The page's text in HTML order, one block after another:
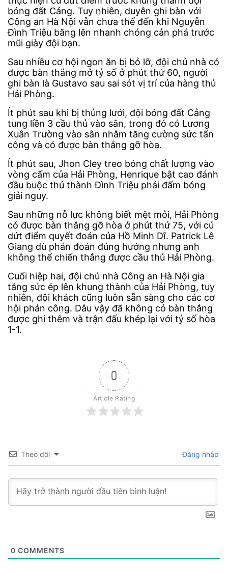
bóng đất Cảng. Tuy nhiên, duyên ghi bàn với
Công an Hà Nội vẫn chưa thể đến khi Nguyễn
Đình Triệu băng lên nhanh chóng cản phá trước
mũi giày đội bạn.
Sau nhiều cơ hội ngon ăn bị bỏ lỡ, đội chủ nhà có
được bàn thắng mở tỷ số ở phút thứ 60, người
ghi bàn là Gustavo sau sai sót vị trí của hàng thủ
Hải Phòng.
Ít phút sau khi bị thủng lưới, đội bóng đất Cảng
tung liền 3 cầu thủ vào sân, trong đó có Lương
Xuân Trường vào sân nhằm tăng cường sức tấn
công và có được bàn thắng gỡ hòa.
Ít phút sau, Jhon Cley treo bóng chất lượng vào
vòng cấm của Hải Phòng, Henrique bật cao đánh
đầu buộc thủ thành Đình Triệu phải đấm bóng
giải nguy.
Sau những nỗ lực không biết mệt mỏi, Hải Phòng
có được bàn thắng gỡ hòa ở phút thứ 75, với cú
dứt điểm quyết đoán của Hồ Minh Dĩ. Patrick Lê
Giang dù phán đoán đúng hướng nhưng anh
không thể chiến thắng được cầu thủ Hải Phòng.
Cuối hiệp hai, đội chủ nhà Công an Hà Nội gia
tăng sức ép lên khung thành của Hải Phòng, tuy
nhiên, đội khách cũng luôn sẵn sàng cho các cơ
hội phản công. Dẫu vậy đã không có bàn thắng
được ghi thêm và trận đấu khép lại với tỷ số hòa
1-1.
0
Article Rating
Theo dõi Đăng nhập
0 COMMENTS